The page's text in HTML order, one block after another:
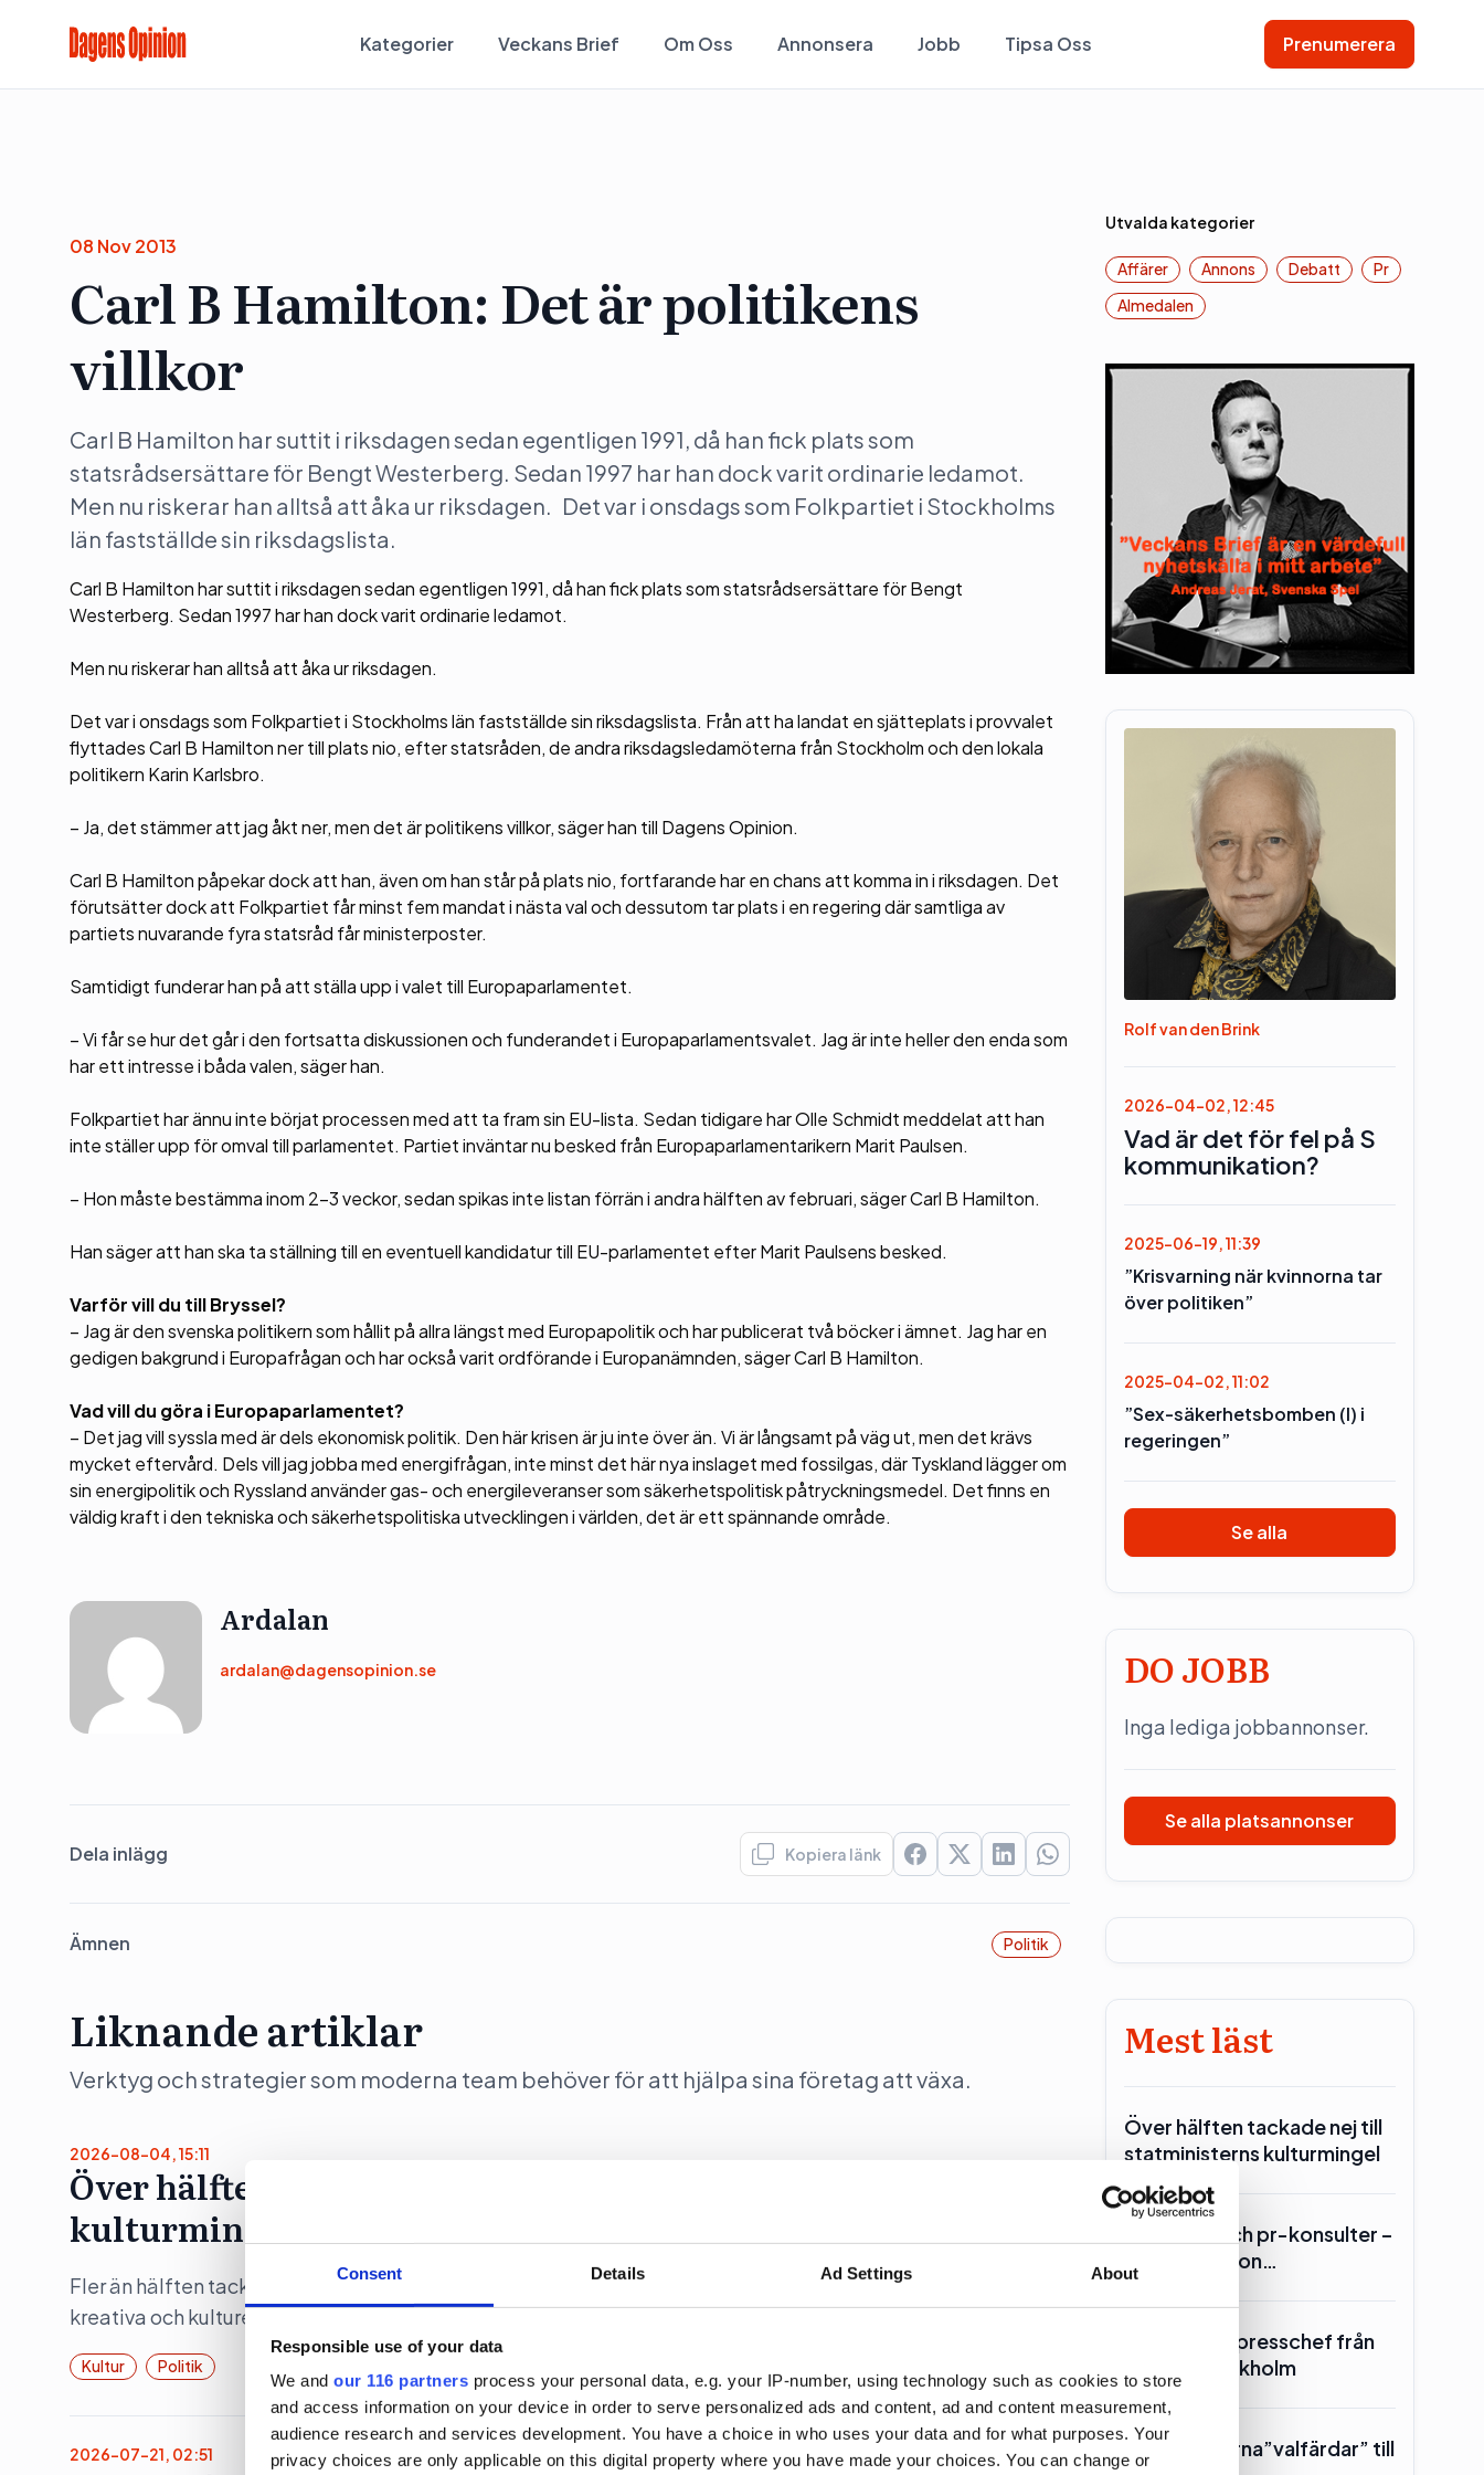
Consent Details Ad Settings About
Responsible use of your data
We and our 116 partners process your personal data, e.g. your IP-number, using technology such as cookies to store
and access information on your device in order to serve personalized ads and content, ad and content measurement,
audience research and services development. You have a choice in who uses your data and for what purposes. Your
privacy choices are only applicable on this digital property where you have made your choices. You can change or
Kategorier Veckans Brief Om Oss Annonsera Jobb Tipsa Oss Prenumerera
08 Nov 2013
Carl B Hamilton: Det är politikens
villkor
Carl B Hamilton har suttit i riksdagen sedan egentligen 1991, då han fick plats som
statsrådsersättare för Bengt Westerberg. Sedan 1997 har han dock varit ordinarie ledamot.
Men nu riskerar han alltså att åka ur riksdagen. Det var i onsdags som Folkpartiet i Stockholms
län fastställde sin riksdagslista.
Carl B Hamilton har suttit i riksdagen sedan egentligen 1991, då han fick plats som statsrådsersättare för Bengt
Westerberg. Sedan 1997 har han dock varit ordinarie ledamot.
Men nu riskerar han alltså att åka ur riksdagen.
Det var i onsdags som Folkpartiet i Stockholms län fastställde sin riksdagslista. Från att ha landat en sjätteplats i provvalet
flyttades Carl B Hamilton ner till plats nio, efter statsråden, de andra riksdagsledamöterna från Stockholm och den lokala
politikern Karin Karlsbro.
– Ja, det stämmer att jag åkt ner, men det är politikens villkor, säger han till Dagens Opinion.
Carl B Hamilton påpekar dock att han, även om han står på plats nio, fortfarande har en chans att komma in i riksdagen. Det
förutsätter dock att Folkpartiet får minst fem mandat i nästa val och dessutom tar plats i en regering där samtliga av
partiets nuvarande fyra statsråd får ministerposter.
Samtidigt funderar han på att ställa upp i valet till Europaparlamentet.
– Vi får se hur det går i den fortsatta diskussionen och funderandet i Europaparlamentsvalet. Jag är inte heller den enda som
har ett intresse i båda valen, säger han.
Folkpartiet har ännu inte börjat processen med att ta fram sin EU-lista. Sedan tidigare har Olle Schmidt meddelat att han
inte ställer upp för omval till parlamentet. Partiet inväntar nu besked från Europaparlamentarikern Marit Paulsen.
– Hon måste bestämma inom 2-3 veckor, sedan spikas inte listan förrän i andra hälften av februari, säger Carl B Hamilton.
Han säger att han ska ta ställning till en eventuell kandidatur till EU-parlamentet efter Marit Paulsens besked.
Varför vill du till Bryssel?
– Jag är den svenska politikern som hållit på allra längst med Europapolitik och har publicerat två böcker i ämnet. Jag har en
gedigen bakgrund i Europafrågan och har också varit ordförande i Europanämnden, säger Carl B Hamilton.
Vad vill du göra i Europaparlamentet?
– Det jag vill syssla med är dels ekonomisk politik. Den här krisen är ju inte över än. Vi är långsamt på väg ut, men det krävs
mycket eftervård. Dels vill jag jobba med energifrågan, inte minst det här nya inslaget med fossilgas, där Tyskland lägger om
sin energipolitik och Ryssland använder gas- och energileveranser som säkerhetspolitisk påtryckningsmedel. Det finns en
väldig kraft i den tekniska och säkerhetspolitiska utvecklingen i världen, det är ett spännande område.
Ardalan
ardalan@dagensopinion.se
Dela inlägg Kopiera länk
Ämnen Politik
Liknande artiklar
Verktyg och strategier som moderna team behöver för att hjälpa sina företag att växa.
2026-08-04, 15:11
Över hälften tackade nej till statministerns
kulturmingel
Fler än hälften tackade nej till statsminister (m) Ulf Kristerssons mingel den 1 augusti 2026 för personer i de
kreativa och kulturella branscherna, i samband med Pride-veckan.
Kultur Politik
2026-07-21, 02:51
Utvalda kategorier
Affärer Annons Debatt
Pr
Almedalen
Rolf van den Brink
2026-04-02, 12:45
Vad är det för fel på S
kommunikation?
2025-06-19, 11:39
”Krisvarning när kvinnorna tar
över politiken”
2025-04-02, 11:02
”Sex-säkerhetsbomben (l) i
regeringen”
Se alla
DO JOBB
Inga lediga jobbannonser.
Se alla platsannonser
Mest läst
Över hälften tackade nej till
statministerns kulturmingel
Lars Lerin och pr-konsulter –
Ulf Kristersson…
SKR hämtar presschef från
Region Stockholm
Toppolitikerna”valfärdar” till